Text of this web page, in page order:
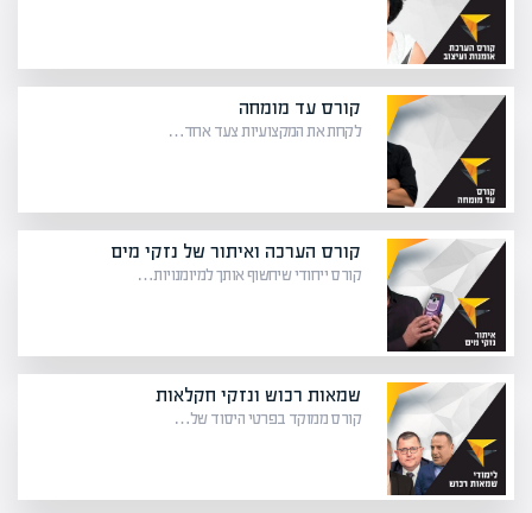
קורס עד מומחה
לקחת את המקצועיות צעד אחד…
קורס הערכה ואיתור של נזקי מים
קורס ייחודי שיחשוף אותך למיומנויות…
שמאות רכוש ונזקי חקלאות
קורס ממוקד בפרטי היסוד של…